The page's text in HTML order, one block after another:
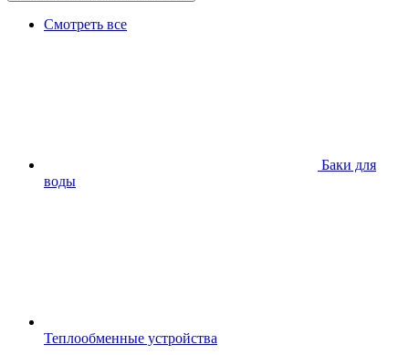
Смотреть все
Баки для
воды
Теплообменные устройства